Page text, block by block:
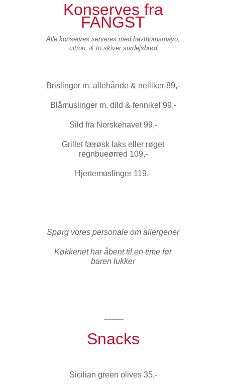
Konserves fra
FANGST
Alle konserves serveres med havthornsmayo,
citron, & to skiver surdejsbrød
Brislinger m. allehånde & nelliker 89,-
Blåmuslinger m. dild & fennikel 99,-
Sild fra Norskehavet 99,-
Grillet færøsk laks eller røget
regnbueørred 109,-
Hjertemuslinger 119,-
Spørg vores personale om allergener
Køkkenet har åbent til en time før
baren lukker
-------------
Snacks
Sicilian green olives 35,-